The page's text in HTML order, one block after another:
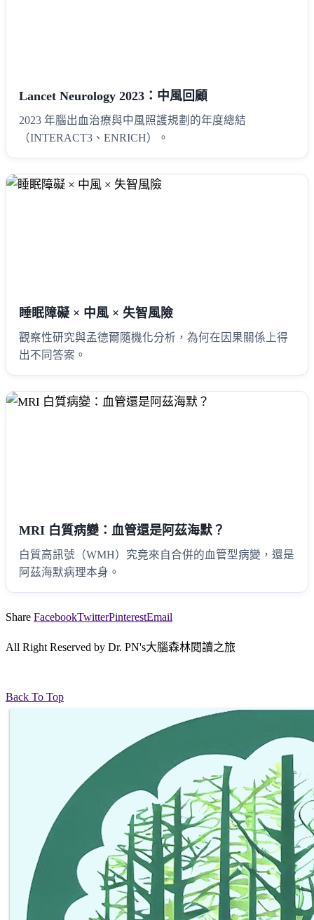
Lancet Neurology 2023：中風回顧
2023 年腦出血治療與中風照護規劃的年度總結
（INTERACT3、ENRICH）。
睡眠障礙 × 中風 × 失智風險
觀察性研究與孟德爾隨機化分析，為何在因果關係上得
出不同答案。
MRI 白質病變：血管還是阿茲海默？
白質高訊號（WMH）究竟來自合併的血管型病變，還是
阿茲海默病理本身。
Share FacebookTwitterPinterestEmail
All Right Reserved by Dr. PN's大腦森林閱讀之旅
Back To Top